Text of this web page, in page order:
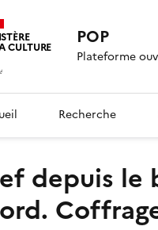
CULTURE POP
Plateforme
Recherche